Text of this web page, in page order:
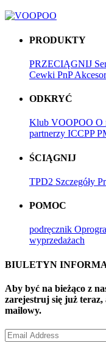
PRODUKTY
PRZECIĄGNIJ
Cewki PnP
ODKRYĆ
Klub VOOPOO O
partnerzy ICCPP
ŚCIĄGNIJ
TPD2 Szczegóły
POMOC
podręcznik
wyprzedażach
BIULETYN
Aby być na bieżąco z
zarejestruj się już
mailowy.